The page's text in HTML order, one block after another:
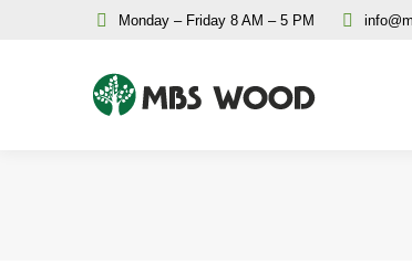
Monday – Friday 8 AM – 5 PM